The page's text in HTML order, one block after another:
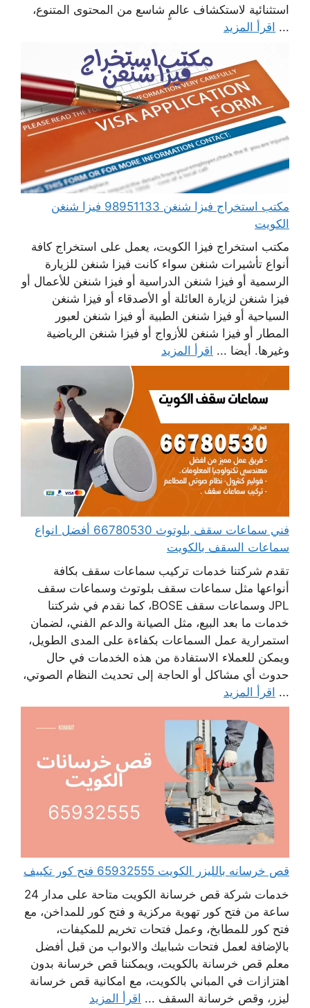
استثنائية لاستكشاف عالمٍ شاسع من المحتوى المتنوع،
... اقرأ المزيد
مكتب استخراج فيزا شنغن 98951133 فيزا شنغن
الكويت
مكتب استخراج فيزا الكويت، يعمل على استخراج كافة
أنواع تأشيرات شنغن سواء كانت فيزا شنغن للزيارة
الرسمية أو فيزا شنغن الدراسية أو فيزا شنغن للأعمال أو
فيزا شنغن لزيارة العائلة أو الأصدقاء أو فيزا شنغن
السياحية أو فيزا شنغن الطبية أو فيزا شنغن لعبور
المطار أو فيزا شنغن للأزواج أو فيزا شنغن الرياضية
وغيرها. أيضا ... اقرأ المزيد
فني سماعات سقف بلوتوث 66780530 أفضل انواع
سماعات السقف بالكويت
تقدم شركتنا خدمات تركيب سماعات سقف بكافة
أنواعها مثل سماعات سقف بلوتوث وسماعات سقف
JPL وسماعات سقف BOSE، كما نقدم في شركتنا
خدمات ما بعد البيع، مثل الصيانة والدعم الفني، لضمان
استمرارية عمل السماعات بكفاءة على المدى الطويل،
ويمكن للعملاء الاستفادة من هذه الخدمات في حال
حدوث أي مشاكل أو الحاجة إلى تحديث النظام الصوتي،
... اقرأ المزيد
قص خرسانه بالليزر الكويت 65932555 فتح كور تكييف
خدمات شركة قص خرسانة الكويت متاحة على مدار 24
ساعة من فتح كور تهوية مركزية و فتح كور للمداخن، مع
فتح كور للمطابخ، وعمل فتحات تخريم للمكيفات،
بالإضافة لعمل فتحات شبابيك والابواب من قبل أفضل
معلم قص خرسانة بالكويت، ويمكننا قص خرسانة بدون
اهتزازات في المباني بالكويت، مع امكانية قص خرسانة
ليزر، وقص خرسانة السقف ... اقرأ المزيد